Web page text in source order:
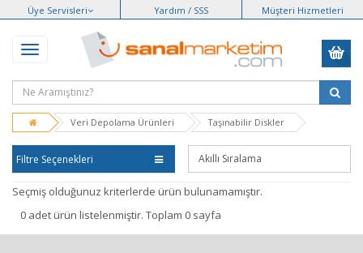
Üye Servisleri Yardım / SSS Müşteri Hizmetleri
Veri Depolama Ürünleri Taşınabilir Diskler
Filtre Seçenekleri
Seçmiş olduğunuz kriterlerde ürün bulunamamıştır.
0 adet ürün listelenmiştir. Toplam 0 sayfa